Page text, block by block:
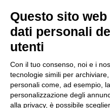
Questo sito
dati personali
utenti
Con il tuo consenso, noi e i
tecnologie simili per
personali come, ad esempio,
personalizzazione degli
alla privacy, è possibile